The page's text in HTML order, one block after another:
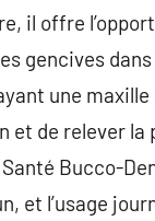
il offre
gencives
une
et de relever
Santé Bucco-
et l’usage